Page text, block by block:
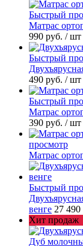
Быстрый
Матрас
990 руб. / шт
Быстрый
490 руб. / шт
Быстрый
Матрас
390 руб. / шт
просмотр
Матрас
Быстрый
венге 27 490
Хит продаж